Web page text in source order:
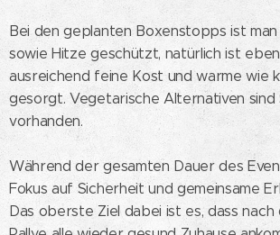
Bei den geplanten Boxenstopps ist
sowie Hitze geschützt, natürlich ist
ausreichend feine Kost und warme wie
gesorgt. Vegetarische Alternativen sind
vorhanden.
Während der gesamten Dauer des
Fokus auf Sicherheit und gemeinsame
Das oberste Ziel dabei ist es, dass